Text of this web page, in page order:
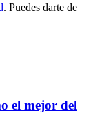
. Puedes darte de
el mejor del